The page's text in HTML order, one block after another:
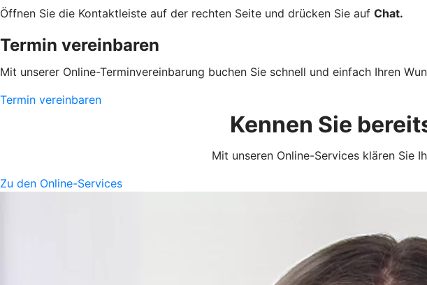
Öffnen Sie die Kontaktleiste auf der rechten Seite und drücken Sie auf Chat.
Termin vereinbaren
Mit unserer Online-Terminvereinbarung buchen Sie schnell und einfach Ihren
Termin vereinbaren
Kennen Sie
Mit unseren Online-Services klären Sie
Zu den Online-Services